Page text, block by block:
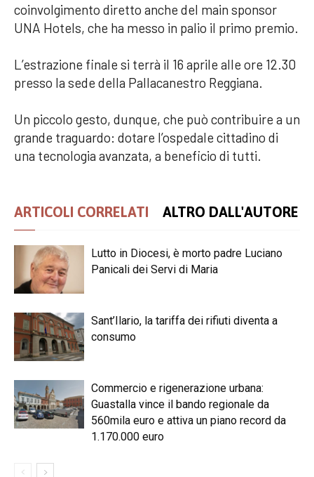
coinvolgimento diretto anche del main sponsor
UNA Hotels, che ha messo in palio il primo premio.
L’estrazione finale si terrà il 16 aprile alle ore 12.30
presso la sede della Pallacanestro Reggiana.
Un piccolo gesto, dunque, che può contribuire a un
grande traguardo: dotare l’ospedale cittadino di
una tecnologia avanzata, a beneficio di tutti.
ARTICOLI CORRELATI ALTRO DALL'AUTORE
Lutto in Diocesi, è morto padre Luciano
Panicali dei Servi di Maria
Sant’Ilario, la tariffa dei rifiuti diventa a
consumo
Commercio e rigenerazione urbana:
Guastalla vince il bando regionale da
560mila euro e attiva un piano record da
1.170.000 euro